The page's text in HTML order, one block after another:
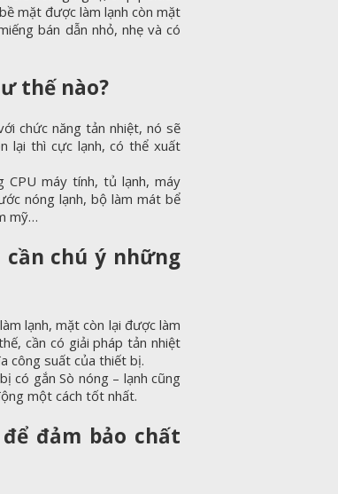
mặt được làm lạnh còn mặt
bán dẫn nhỏ, nhẹ và có
thế nào?
chức năng tản nhiệt, nó sẽ
lại thì cực lạnh, có thể xuất
máy tính, tủ lạnh, máy
nóng lạnh, bộ làm mát bể
mỹ…
cần chú ý những
lạnh, mặt còn lại được làm
cần có giải pháp tản nhiệt
công suất của thiết bị.
có gắn Sò nóng – lạnh cũng
một cách tốt nhất.
đảm bảo chất